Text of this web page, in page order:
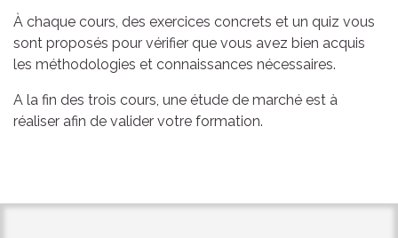
À chaque cours, des exercices concrets et un quiz vous
sont proposés pour vérifier que vous avez bien acquis
les méthodologies et connaissances nécessaires.
A la fin des trois cours, une étude de marché est à
réaliser afin de valider votre formation.